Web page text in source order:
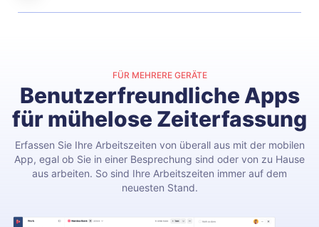
FÜR MEHRERE GERÄTE
Benutzerfreundliche Apps
für mühelose Zeiterfassung
Erfassen Sie Ihre Arbeitszeiten von überall aus mit der mobilen
App, egal ob Sie in einer Besprechung sind oder von zu Hause
aus arbeiten. So sind Ihre Arbeitszeiten immer auf dem
neuesten Stand.